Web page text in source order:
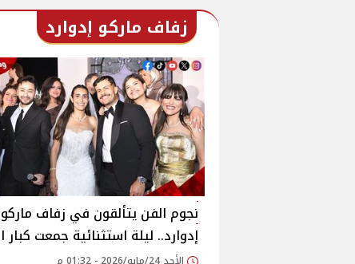
زفاف ماركو إدوارد
نجوم الفن يتألقون في زفاف ماركو
إدوارد.. ليلة استثنائية جمعت كبار